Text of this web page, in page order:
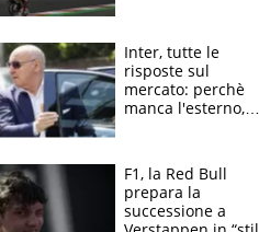
Bezzecchi
Inter, tutte le
risposte sul
mercato: perchè
manca l'esterno,
vero obiettivo di
Marotta
F1, la Red Bull
prepara la
successione a